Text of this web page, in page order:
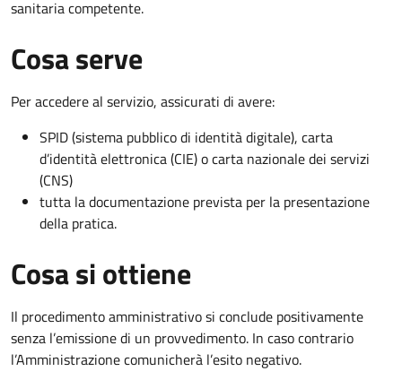
sanitaria competente.
Cosa serve
Per accedere al servizio, assicurati di avere:
SPID (sistema pubblico di identità digitale), carta
d’identità elettronica (CIE) o carta nazionale dei servizi
(CNS)
tutta la documentazione prevista per la presentazione
della pratica.
Cosa si ottiene
Il procedimento amministrativo si conclude positivamente
senza l’emissione di un provvedimento. In caso contrario
l’Amministrazione comunicherà l’esito negativo.